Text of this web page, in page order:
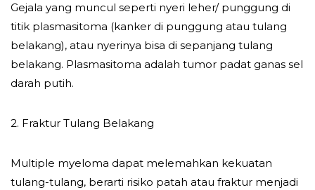
Gejala yang muncul seperti nyeri leher/ punggung di
titik plasmasitoma (kanker di punggung atau tulang
belakang), atau nyerinya bisa di sepanjang tulang
belakang. Plasmasitoma adalah tumor padat ganas sel
darah putih.
2. Fraktur Tulang Belakang
Multiple myeloma dapat melemahkan kekuatan
tulang-tulang, berarti risiko patah atau fraktur menjadi